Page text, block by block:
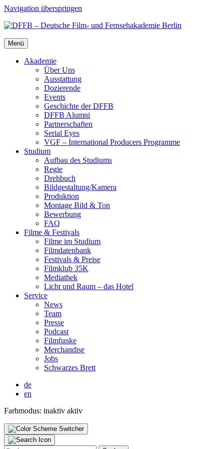
Navigation überspringen
Menü
Aka­de­mie
Über Uns
Aus­stat­tung
Dozie­ren­de
Events
Geschich­te der DFFB
DFFB Alum­ni
Part­ner­schaf­ten
Seri­al Eyes
VGF – Inter­na­tio­nal Pro­du­cers Pro­gram­me
Stu­di­um
Auf­bau des Stu­di­ums
Regie
Dreh­buch
Bildgestaltung/​​Kamera
Pro­duk­ti­on
Mon­ta­ge Bild & Ton
Bewer­bung
FAQ
Fil­me & Fes­ti­vals
Fil­me im Stu­di­um
Film­da­ten­bank
Fes­ti­vals & Prei­se
Film­klub 35K
Media­thek
Licht und Raum – das Hotel
Ser­vice
News
Team
Pres­se
Pod­cast
Film­fun­ke
Mer­chan­di­se
Jobs
Schwar­zes Brett
de
en
Farbmodus: inaktiv aktiv